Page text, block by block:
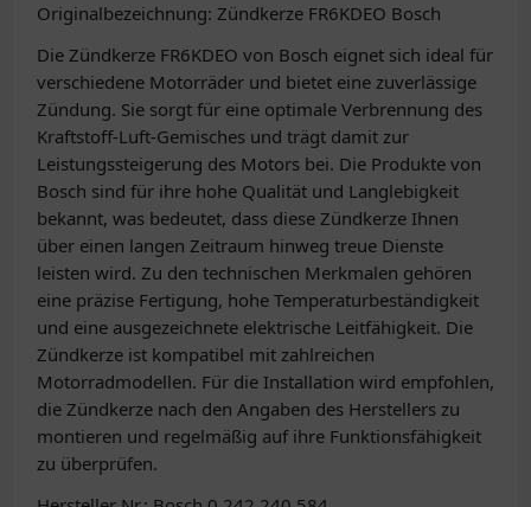
Originalbezeichnung: Zündkerze FR6KDEO Bosch
Die Zündkerze FR6KDEO von Bosch eignet sich ideal für
verschiedene Motorräder und bietet eine zuverlässige
Zündung. Sie sorgt für eine optimale Verbrennung des
Kraftstoff-Luft-Gemisches und trägt damit zur
Leistungssteigerung des Motors bei. Die Produkte von
Bosch sind für ihre hohe Qualität und Langlebigkeit
bekannt, was bedeutet, dass diese Zündkerze Ihnen
über einen langen Zeitraum hinweg treue Dienste
leisten wird. Zu den technischen Merkmalen gehören
eine präzise Fertigung, hohe Temperaturbeständigkeit
und eine ausgezeichnete elektrische Leitfähigkeit. Die
Zündkerze ist kompatibel mit zahlreichen
Motorradmodellen. Für die Installation wird empfohlen,
die Zündkerze nach den Angaben des Herstellers zu
montieren und regelmäßig auf ihre Funktionsfähigkeit
zu überprüfen.